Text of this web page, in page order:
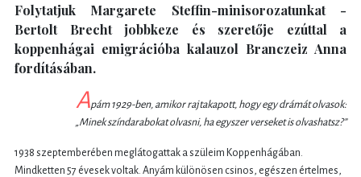
Folytatjuk Margarete Steffin-minisorozatunkat -
Bertolt Brecht jobbkeze és szeretője ezúttal a
koppenhágai emigrációba kalauzol Branczeiz Anna
fordításában.
Apám 1929-ben, amikor rajtakapott, hogy egy drámát olvasok:
„Minek színdarabokat olvasni, ha egyszer verseket is olvashatsz?”
1938 szeptemberében meglátogattak a szüleim Koppenhágában.
Mindketten 57 évesek voltak. Anyám különösen csinos, egészen értelmes,